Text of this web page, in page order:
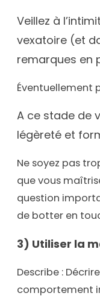
Veillez à
vexatoire (et
remarques en
Éventuellement
A ce stade de
légèreté et
Ne soyez pas
que vous
question
de botter en
3) Utiliser la
Describe :
comportement